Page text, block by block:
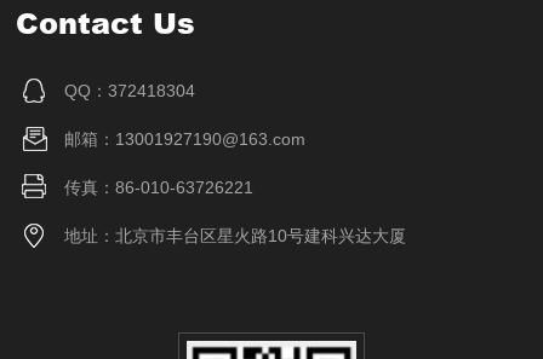
Contact Us
QQ：372418304
邮箱：13001927190@163.com
传真：86-010-63726221
地址：北京市丰台区星火路10号建科兴达大厦